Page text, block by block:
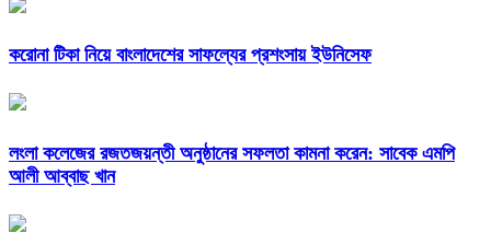
করোনা টিকা নিয়ে বাংলাদেশের সাফল্যের প্রশংসায় ইউনিসেফ
লংলা কলেজের রজতজয়ন্তী অনুষ্ঠানের সফলতা কামনা করেন: সাবেক এমপি
আলী আব্বাছ খান